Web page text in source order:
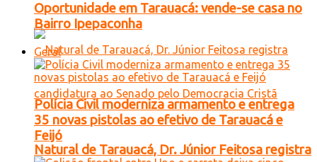
Natural de Tarauacá, Dr. Júnior Feitosa registra
Oportunidade em Tarauacá: vende-se casa no
Bairro Ipepaconha
Geral
Polícia Civil moderniza armamento e entrega
35 novas pistolas ao efetivo de Tarauacá e
Feijó